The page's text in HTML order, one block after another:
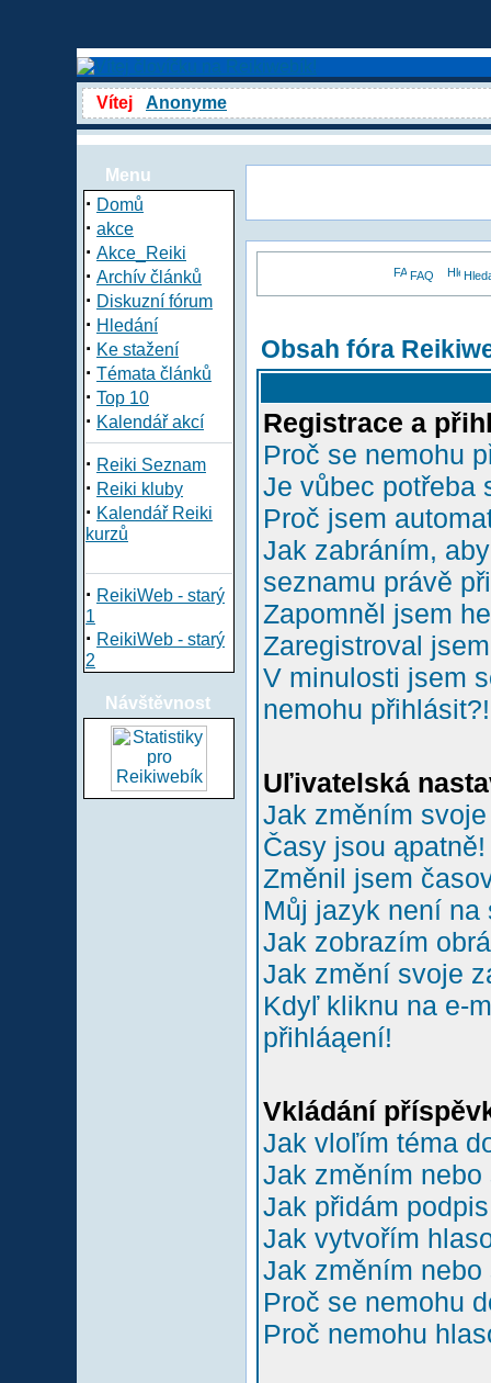
Vítej Anonyme
Menu
· Domů
· akce
· Akce_Reiki
· Archív článků
· Diskuzní fórum
· Hledání
· Ke stažení
· Témata článků
· Top 10
· Kalendář akcí
· Reiki Seznam
· Reiki kluby
· Kalendář Reiki
kurzů
· ReikiWeb - starý
1
· ReikiWeb - starý
2
Návštěvnost
FAQ
Obsah fóra
Registrace a
Proč se nemohu
Je vůbec potřeba
Proč jsem
Jak zabráním,
seznamu právě
Zapomněl jsem
Zaregistroval
V minulosti jsem
nemohu přihlásit?!
Uľivatelská
Jak změním
Časy jsou ąpatně!
Změnil jsem
Můj jazyk není na
Jak zobrazím
Jak změní svoje
Kdyľ kliknu na e-
přihláąení!
Vkládání
Jak vloľím téma
Jak změním
Jak přidám
Jak vytvořím
Jak změním
Proč se nemohu
Proč nemohu